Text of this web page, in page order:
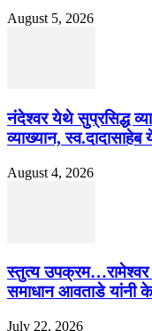
August 5, 2026
नंदेश्वर येथे सुप्रसिद्ध
व्याख्यान,
August 4, 2026
स्तुत्य
समाधान आवताडे यांनी
July 22, 2026